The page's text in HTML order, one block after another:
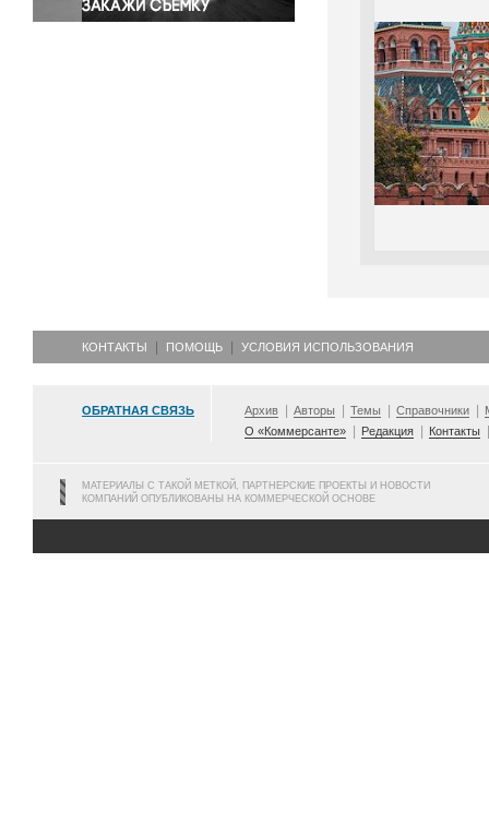
КОНТАКТЫ ПОМОЩЬ УСЛОВИЯ ИСПОЛЬЗОВАНИЯ
ОБРАТНАЯ СВЯЗЬ Архив Авторы Темы Справочники
О «Коммерсанте»
Редакция Контакты
МАТЕРИАЛЫ С ТАКОЙ МЕТКОЙ, ПАРТНЕРСКИЕ ПРОЕКТЫ И НОВОСТИ
КОМПАНИЙ ОПУБЛИКОВАНЫ НА КОММЕРЧЕСКОЙ ОСНОВЕ